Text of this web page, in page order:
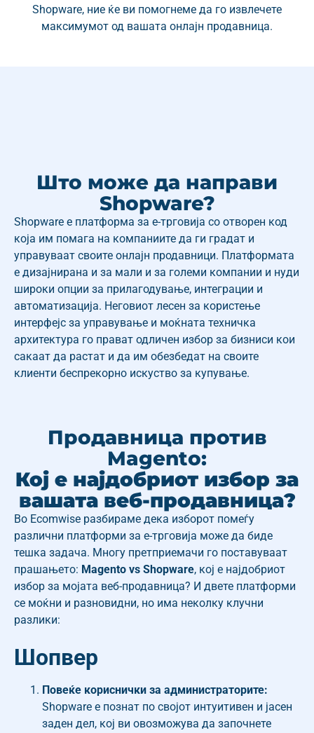
Shopware, ние ќе ви помогнеме да го извлечете
максимумот од вашата онлајн продавница.
Што може да направи
Shopware?
Shopware е платформа за е-трговија со отворен код
која им помага на компаниите да ги градат и
управуваат своите онлајн продавници. Платформата
е дизајнирана и за мали и за големи компании и нуди
широки опции за прилагодување, интеграции и
автоматизација. Неговиот лесен за користење
интерфејс за управување и моќната техничка
архитектура го прават одличен избор за бизниси кои
сакаат да растат и да им обезбедат на своите
клиенти беспрекорно искуство за купување.
Продавница против
Magento:
Кој е најдобриот избор за
вашата веб-продавница?
Во Ecomwise разбираме дека изборот помеѓу
различни платформи за е-трговија може да биде
тешка задача. Многу претприемачи го поставуваат
прашањето: Magento vs Shopware, кој е најдобриот
избор за мојата веб-продавница? И двете платформи
се моќни и разновидни, но има неколку клучни
разлики:
Шопвер
Повеќе кориснички за администраторите:
Shopware е познат по својот интуитивен и јасен
заден дел, кој ви овозможува да започнете